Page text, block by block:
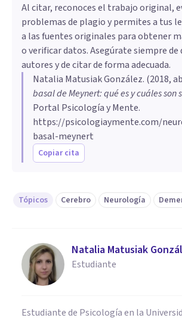
Al citar, reconoces el trabajo original,
problemas de plagio y permites a tus
a las fuentes originales para obtener
o verificar datos. Asegúrate siempre de
autores y de citar de forma adecuada.
Natalia Matusiak González. (2018,
basal de Meynert: qué es y cuáles son
Portal Psicología y Mente.
https://psicologiaymente.com/
basal-meynert
Copiar cita
Tópicos Cerebro Neurología
Natalia Matusiak
Estudiante
Estudiante de Psicología en la